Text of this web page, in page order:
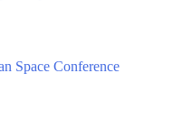
Space Conference